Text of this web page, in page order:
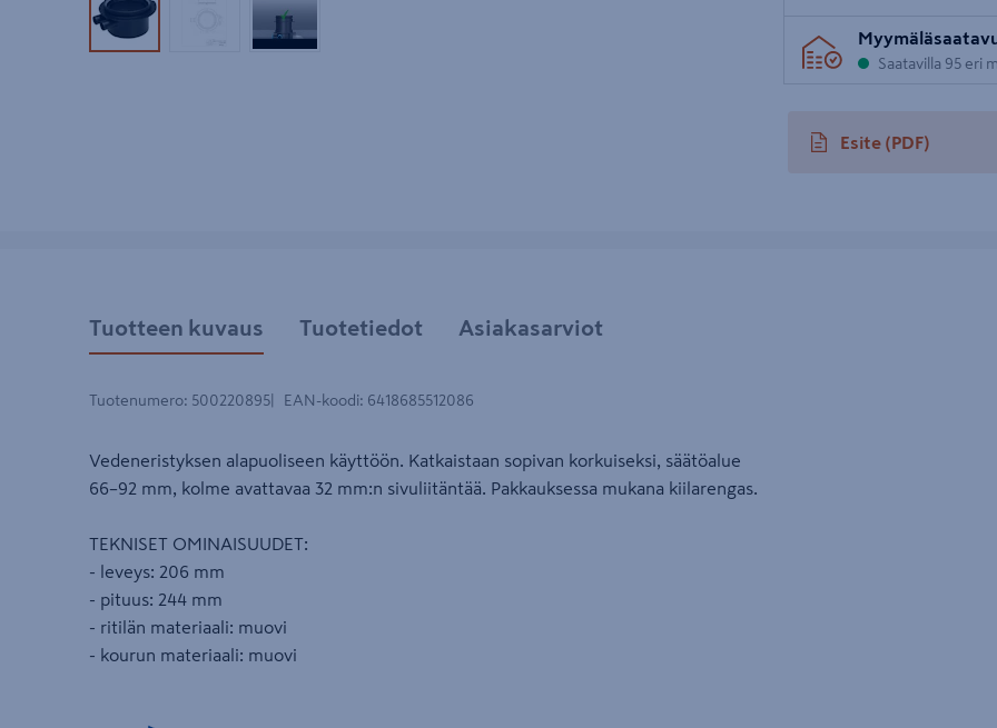
Tuotekuva 1 Tuotekuva 2Tuotekuva 3
Saatavilla 95 eri
Esite (PDF)
avautuu uuteen
Tuotteen kuvaus Tuotetiedot Asiakasarviot
Tuotenumero: 500220895 EAN-koodi: 6418685512086
Vedeneristyksen alapuoliseen käyttöön. Katkaistaan sopivan korkuiseksi, säätöalue
66–92 mm, kolme avattavaa 32 mm:n sivuliitäntää. Pakkauksessa mukana kiilarengas.
TEKNISET OMINAISUUDET:
- leveys: 206 mm
- pituus: 244 mm
- ritilän materiaali: muovi
- kourun materiaali: muovi